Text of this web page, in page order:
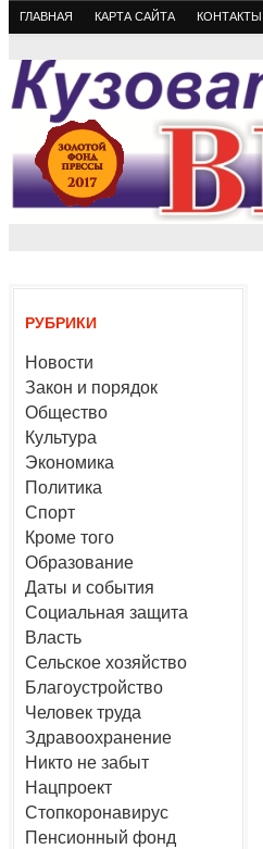
ГЛАВНАЯ КАРТА САЙТА КОНТАКТЫ
РУБРИКИ
Новости
Закон и порядок
Общество
Культура
Экономика
Политика
Спорт
Кроме того
Образование
Даты и события
Социальная защита
Власть
Сельское хозяйство
Благоустройство
Человек труда
Здравоохранение
Никто не забыт
Нацпроект
Стопкоронавирус
Пенсионный фонд